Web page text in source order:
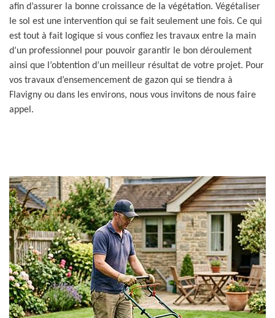
afin d’assurer la bonne croissance de la végétation. Végétaliser
le sol est une intervention qui se fait seulement une fois. Ce qui
est tout à fait logique si vous confiez les travaux entre la main
d’un professionnel pour pouvoir garantir le bon déroulement
ainsi que l’obtention d’un meilleur résultat de votre projet. Pour
vos travaux d’ensemencement de gazon qui se tiendra à
Flavigny ou dans les environs, nous vous invitons de nous faire
appel.